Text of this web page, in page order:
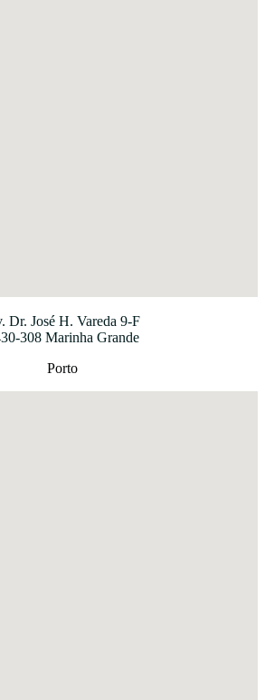
Dr. José H. Vareda 9-F
308 Marinha Grande
Porto